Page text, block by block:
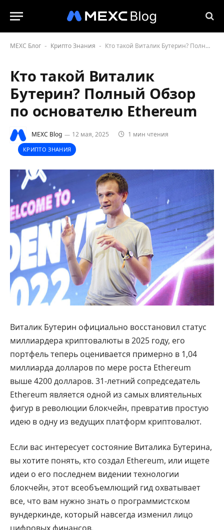
MEXC Блог - Крипто Знания - Кто такой Виталик Бутерин? Полный Обзор по основателю Ethereum
Кто такой Виталик
Бутерин? Полный Обзор
по основателю Ethereum
MEXC Blog 12 мая, 2025 1 мин чтения
КРИПТО ЗНАНИЯ
Виталик Бутерин официально восстановил статус
миллиардера криптовалюты в 2025 году, его
портфель теперь оценивается примерно в 1,04
миллиарда долларов по мере роста Ethereum
выше 4200 долларов. 31-летний сопредседатель
Ethereum является одной из самых влиятельных
фигур в революции блокчейн, превратив простую
идею в одну из ведущих платформ криптовалют.
Если вас интересует состояние Виталика Бутерина,
вы хотите понять, кто создал Ethereum, или ищете
идеи о его последнем видении технологии
блокчейн, этот всеобъемлющий гид охватывает
все, что вам нужно знать о программистском
вундеркинде, который навсегда изменил лицо